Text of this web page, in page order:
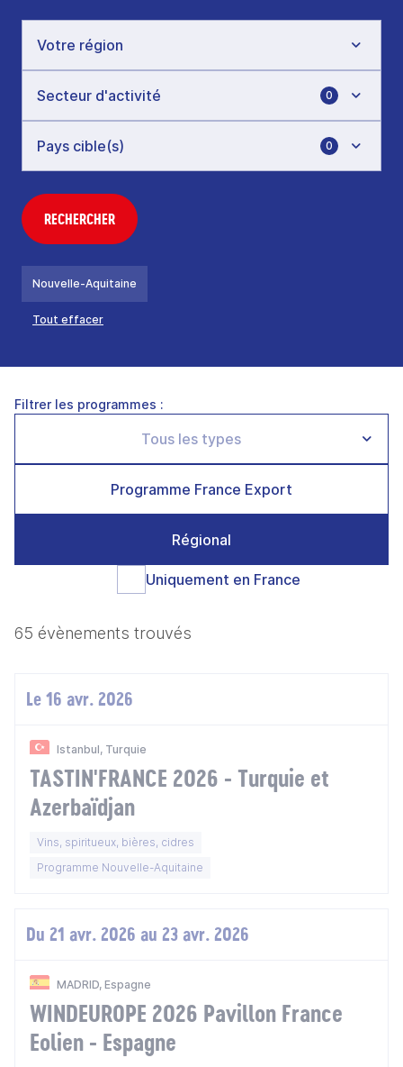
0
0
RECHERCHER
Nouvelle-Aquitaine
Tout effacer
Filtrer les programmes :
Programme France Export
Régional
Uniquement en France
65 évènements trouvés
Le 16 avr. 2026
Istanbul, Turquie
TASTIN'FRANCE 2026 - Turquie et
Azerbaïdjan
Vins, spiritueux, bières, cidres
Programme Nouvelle-Aquitaine
Du 21 avr. 2026 au 23 avr. 2026
MADRID, Espagne
WINDEUROPE 2026 Pavillon France
Eolien - Espagne